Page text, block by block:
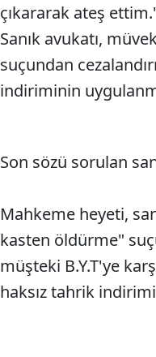
çıkararak ateş
Sanık avukatı,
suçundan
indiriminin
Son sözü sorulan
Mahkeme heyeti,
kasten öldürme"
müşteki B.Y.T'ye
haksız tahrik